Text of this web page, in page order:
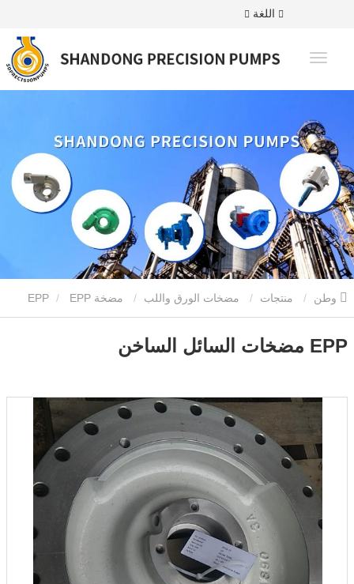
اللغة
منتجات مضخات الورق واللب مضخة EPP
مضخات السائل الساخن
EPP مضخات السائل الساخن